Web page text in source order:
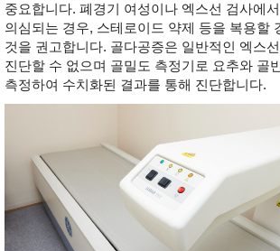
중요합니다. 폐경기 여성이나 엑스선 검사에
의심되는 경우, 스테로이드 약제 등을 복용할
것을 권고합니다. 골다공증은 일반적인 엑스
진단할 수 없으며 골밀도 측정기로 요추와 골
측정하여 수치화된 결과를 통해 진단합니다.